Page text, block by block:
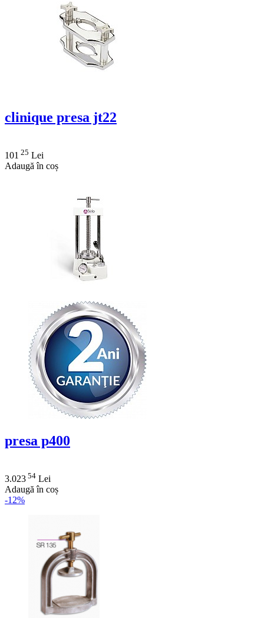
clinique presa jt22
101 25 Lei
Adaugă în coș
presa p400
3.023 54 Lei
Adaugă în coș
-12%